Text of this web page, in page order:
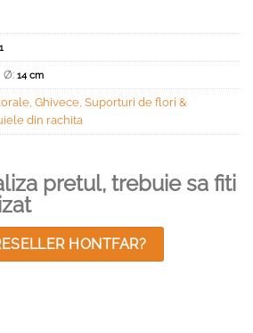
Ø: 14 cm
Ghivece, Suporturi de flori &
din rachita
pretul, trebuie sa fiti
HONTFAR?